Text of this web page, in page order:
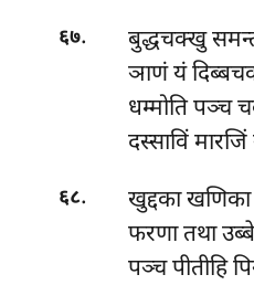
६७.
बुद्धचक्खु
ञाणं यं
धम्मोति पञ्च
दस्साविं
६८. खुद्दका
फरणा तथा
पञ्च पीतीहि